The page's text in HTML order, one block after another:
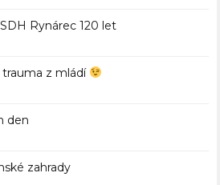
Rynárec 120 let
trauma z mládí
den
zahrady